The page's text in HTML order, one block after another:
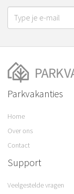
Parkvakanties
Home
Over ons
Contact
Support
Veelgestelde vragen